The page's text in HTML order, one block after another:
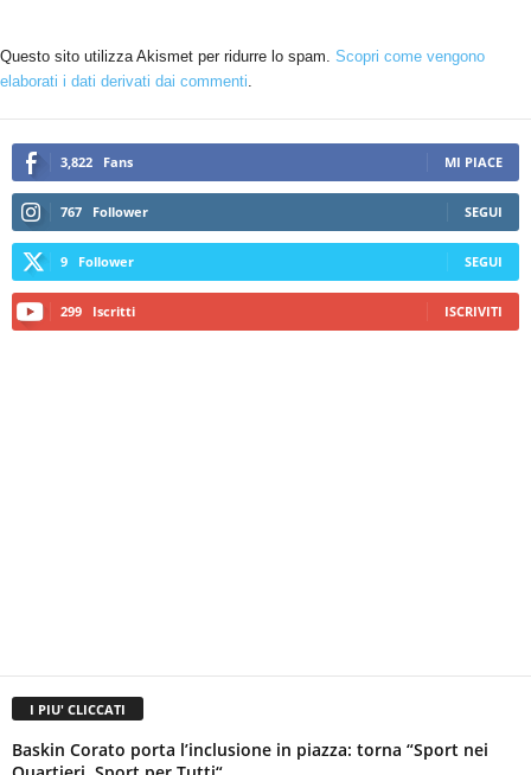
Questo sito utilizza Akismet per ridurre lo spam. Scopri come vengono
elaborati i dati derivati dai commenti
3,822 Fans MI PIACE
767 Follower SEGUI
9 Follower SEGUI
299 Iscritti ISCRIVITI
I PIU' CLICCATI
Baskin Corato porta l’inclusione in piazza: torna “Sport nei